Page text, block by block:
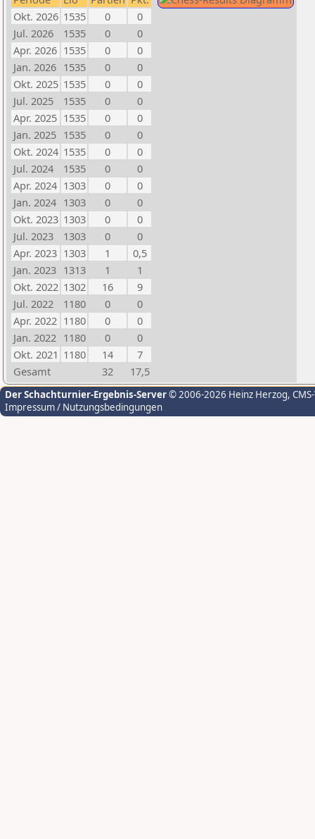
Okt. 2026 1535 0
0
Jul. 2026
1535 0
0
Apr. 2026 1535 0
0
Jan. 2026 1535 0
0
Okt. 2025 1535 0
0
Jul. 2025
1535 0
0
Apr. 2025 1535 0
0
Jan. 2025 1535 0
0
Okt. 2024 1535 0
0
Jul. 2024
1535 0
0
Apr. 2024 1303 0
0
Jan. 2024 1303 0
0
Okt. 2023 1303 0
0
Jul. 2023
1303 0
0
Apr. 2023 1303 1
0,5
Jan. 2023 1313 1
1
Okt. 2022 1302 16
9
Jul. 2022
1180 0
0
Apr. 2022 1180 0
0
Jan. 2022 1180 0
0
Okt. 2021 1180 14
7
Gesamt
32 17,5
Der Schachturnier-Ergebnis-Server© 2006-2026 Heinz Herzog,
Impressum / Nutzungsbedingungen